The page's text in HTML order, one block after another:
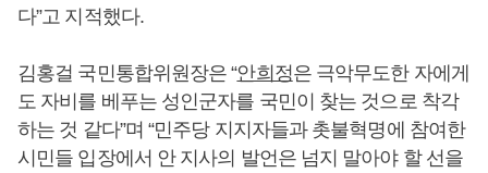
다”고 지적했다.
김홍걸 국민통합위원장은 “안희정은 극악무도한 자에게
도 자비를 베푸는 성인군자를 국민이 찾는 것으로 착각
하는 것 같다”며 “민주당 지지자들과 촛불혁명에 참여한
시민들 입장에서 안 지사의 발언은 넘지 말아야 할 선을